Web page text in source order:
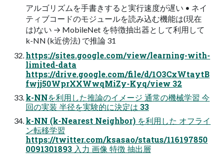
アルゴリズムを手書きすると実行速度が遅い • ネイ
ティブコードのモジュールを読み込む機能は(現在
は)ない → MobileNet を特徴抽出器として利用して
k-NN (k近傍法) で推論 31
https://sites.google.com/view/learning-with-
limited-data
https://drive.google.com/file/d/1O3CxWtaytB
fwjj50WprXXWwqMiZy-Kyq/view 32
k-NNを利用した推論のイメージ 通常の機械学習 今
回の実装 半径を実験的に決定は 33
k-NN (k-Nearest Neighbor) を利用した オフライ
ン転移学習
https://twitter.com/ksasao/status/116197850
0091301893 入力 画像 特徴 抽出層